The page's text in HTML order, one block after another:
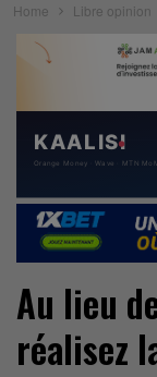
Home Libre opinion
Au lieu
réalisez